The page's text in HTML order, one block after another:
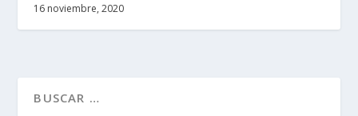
16 noviembre, 2020